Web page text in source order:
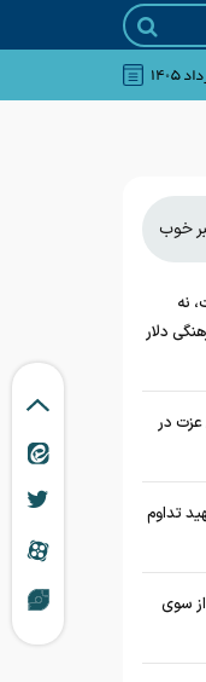
خوب
نه
دلار
عزت در
تداوم
سوی